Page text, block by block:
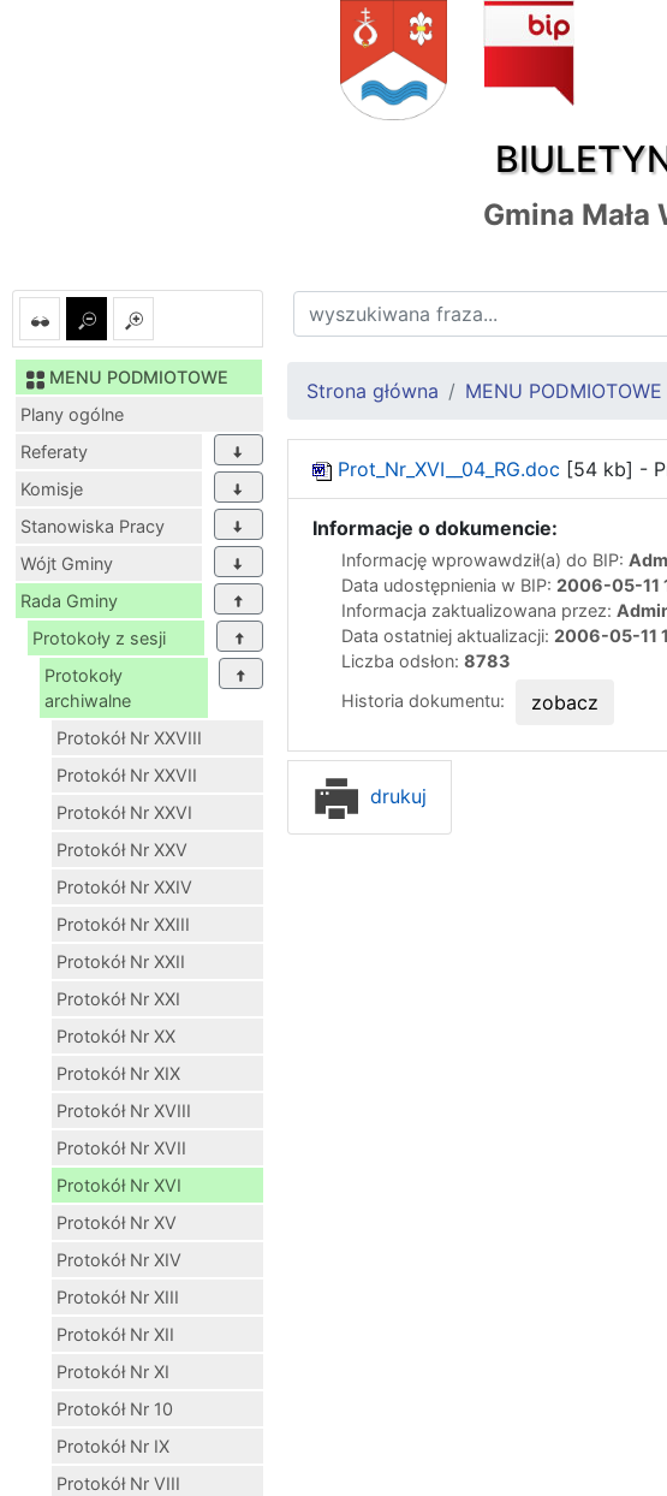
Gmina Mała
MENU PODMIOTOWE
Plany ogólne
Referaty
Komisje
Stanowiska Pracy
Wójt Gminy
Rada Gminy
Protokoły z sesji
Protokoły
archiwalne
Protokół Nr XXVIII
Protokół Nr XXVII
Protokół Nr XXVI
Protokół Nr XXV
Protokół Nr XXIV
Protokół Nr XXIII
Protokół Nr XXII
Protokół Nr XXI
Protokół Nr XX
Protokół Nr XIX
Protokół Nr XVIII
Protokół Nr XVII
Protokół Nr XVI
Protokół Nr XV
Protokół Nr XIV
Protokół Nr XIII
Protokół Nr XII
Protokół Nr XI
Protokół Nr 10
Protokół Nr IX
Protokół Nr VIII
Strona główna MENU PODMIOTOWE
Prot_Nr_XVI__04_RG.doc [54 kb] -
Informacje o dokumencie:
Informację wprowawdził(a) do BIP:
Data udostępnienia w BIP: 2006-05-11
Informacja zaktualizowana przez:
Data ostatniej aktualizacji: 2006-05-11
Liczba odsłon: 8783
Historia dokumentu:
zobacz
drukuj